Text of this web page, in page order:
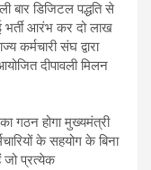
बार डिजिटल पद्धति से
भर्ती आरंभ कर दो लाख
कर्मचारी संघ द्वारा
दीपावली मिलन
गठन होगा मुख्यमंत्री
के सहयोग के बिना
जो प्रत्येक